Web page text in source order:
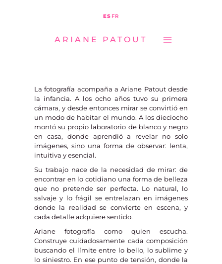
ES FR
ARIANE PATOUT
La fotografía acompaña a Ariane Patout desde
la infancia. A los ocho años tuvo su primera
cámara, y desde entonces mirar se convirtió en
un modo de habitar el mundo. A los dieciocho
montó su propio laboratorio de blanco y negro
en casa, donde aprendió a revelar no solo
imágenes, sino una forma de observar: lenta,
intuitiva y esencial.
Su trabajo nace de la necesidad de mirar: de
encontrar en lo cotidiano una forma de belleza
que no pretende ser perfecta. Lo natural, lo
salvaje y lo frágil se entrelazan en imágenes
donde la realidad se convierte en escena, y
cada detalle adquiere sentido.
Ariane fotografía como quien escucha.
Construye cuidadosamente cada composición
buscando el límite entre lo bello, lo sublime y
lo siniestro. En ese punto de tensión, donde la